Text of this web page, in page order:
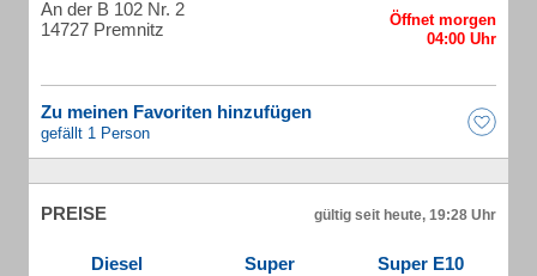
An der B 102 Nr. 2
14727 Premnitz
Zu meinen Favoriten hinzufügen
gefällt 1 Person
PREISE gültig seit heute, 19:28 Uhr
Diesel Super Super E10